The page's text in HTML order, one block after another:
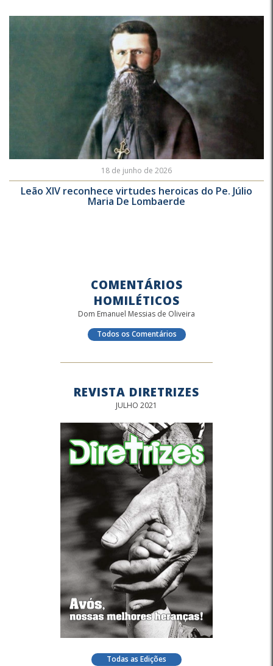
18 de junho de 2026
Leão XIV reconhece virtudes heroicas do Pe. Júlio
Maria De Lombaerde
COMENTÁRIOS
HOMILÉTICOS
Dom Emanuel Messias de Oliveira
Todos os Comentários
REVISTA DIRETRIZES
JULHO 2021
Todas as Edições